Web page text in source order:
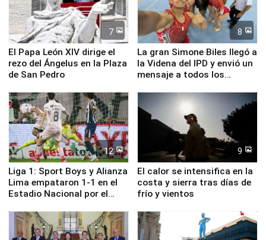
7
El Papa León XIV dirige el
rezo del Ángelus en la Plaza
de San Pedro
8
La gran Simone Biles llegó a
la Videna del IPD y envió un
mensaje a todos los
12
Liga 1: Sport Boys y Alianza
Lima empataron 1-1 en el
Estadio Nacional por el
9
El calor se intensifica en la
costa y sierra tras días de
frío y vientos